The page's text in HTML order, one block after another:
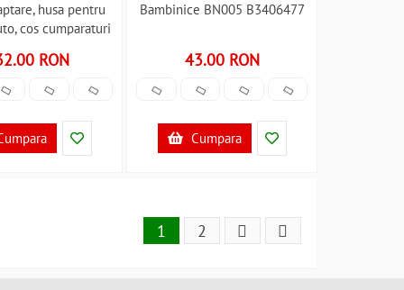
husa pentru
cos cumparaturi
B3103255
RON
Bambinice BN005 B3406477
43.00 RON
Cumpara
1 2